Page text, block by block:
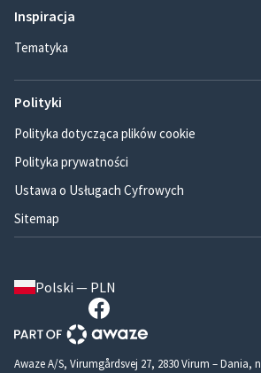
Inspiracja
Tematyka
Polityki
Polityka dotycząca plików cookie
Polityka prywatności
Ustawa o Usługach Cyfrowych
Sitemap
Polski — PLN
Awaze A/S, Virumgårdsvej 27, 2830 Virum – Dania,